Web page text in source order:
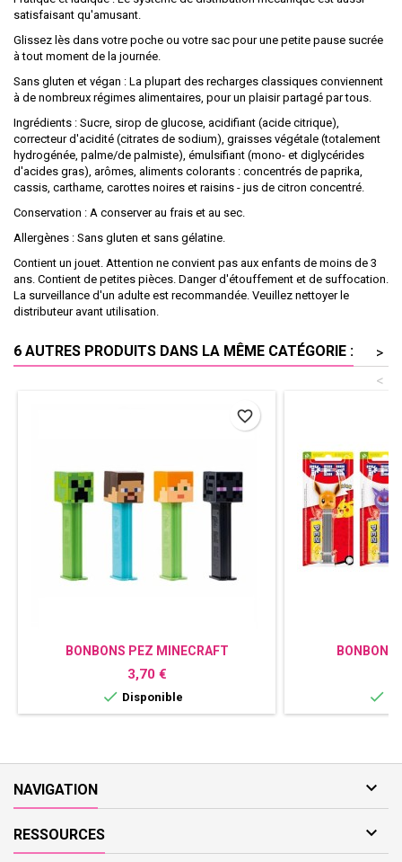
satisfaisant qu'amusant.
Glissez lès dans votre poche ou votre sac pour une petite pause sucrée
à tout moment de la journée.
Sans gluten et végan : La plupart des recharges classiques conviennent
à de nombreux régimes alimentaires, pour un plaisir partagé par tous.
Ingrédients : Sucre, sirop de glucose, acidifiant (acide citrique),
correcteur d'acidité (citrates de sodium), graisses végétale (totalement
hydrogénée, palme/de palmiste), émulsifiant (mono- et diglycérides
d'acides gras), arômes, aliments colorants : concentrés de paprika,
cassis, carthame, carottes noires et raisins - jus de citron concentré.
Conservation : A conserver au frais et au sec.
Allergènes : Sans gluten et sans gélatine.
Contient un jouet. Attention ne convient pas aux enfants de moins de 3
ans. Contient de petites pièces. Danger d'étouffement et de suffocation.
La surveillance d'un adulte est recommandée. Veuillez nettoyer le
distributeur avant utilisation.
6 AUTRES PRODUITS DANS LA MÊME CATÉGORIE :
>
<
BONBONS PEZ MINECRAFT
Prix
3,70 €
 Disponible
favorite_border
BONBONS

NAVIGATION 
RESSOURCES 